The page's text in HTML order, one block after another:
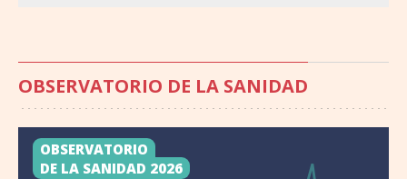
OBSERVATORIO DE LA SANIDAD
OBSERVATORIO
DE LA SANIDAD 2026